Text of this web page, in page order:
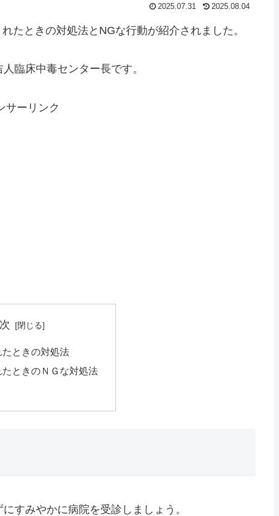
2025.07.31 2025.08.04
たときの対処法とNGな行動が紹介されました。
臨床中毒センター長です。
サーリンク
ときの対処法
ときのＮＧな対処法
すみやかに病院を受診しましょう。